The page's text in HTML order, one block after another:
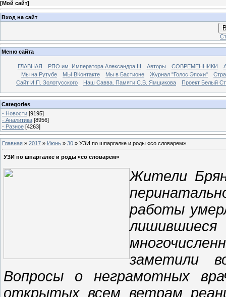
[Мой сайт]
Вход на сайт
Меню сайта
ГЛАВНАЯ РПО им. Императора Александра III Авторы СОВРЕМЕННИКИ
Мы на Рутубе
МЫ ВКонтакте Мы в Бастионе Журнал "Голос Эпохи"
Сайт И.П. Золотусского
Наш Савва. Памяти С.В. Ямщикова Проект Белый
Categories
- Новости [9195]
- Аналитика [8956]
- Разное [4263]
Главная » 2017 » Июнь » 30 » УЗИ по шпаргалке и роды «со словарем»
УЗИ по шпаргалке и роды «со словарем»
Жители
работы
лишившиеся
заметили
Вопросы о неграмотных
открытых всем ветрам